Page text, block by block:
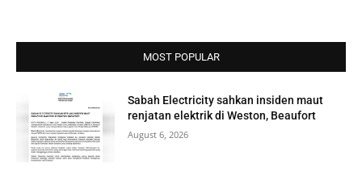
MOST POPULAR
Sabah Electricity sahkan insiden maut
renjatan elektrik di Weston, Beaufort
August 6, 2026